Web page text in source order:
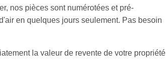
nos pièces sont numérotées et pré-
en quelques jours seulement. Pas besoin
la valeur de revente de votre propriété